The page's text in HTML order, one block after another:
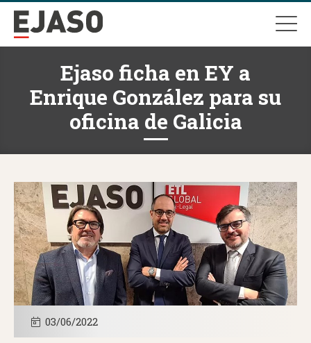
Ejaso ficha en EY a
Enrique González para su
oficina de Galicia
03/06/2022